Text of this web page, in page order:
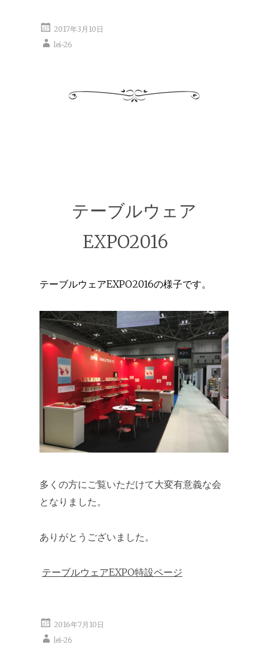
2017年3月10日
lei-26
テーブルウェア
EXPO2016
テーブルウェアEXPO2016の様子です。
多くの方にご覧いただけて大変有意義な会
となりました。
ありがとうございました。
テーブルウェアEXPO特設ページ
2016年7月10日
lei-26